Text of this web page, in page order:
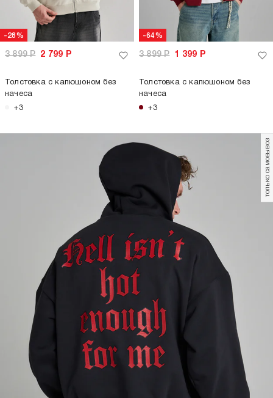
-28%
3 899Р 2 799 Р
Толстовка с капюшоном без
начеса
+3
-64%
3 899Р 1 399 Р
Толстовка с капюшоном без
начеса
+3
только самовывоз